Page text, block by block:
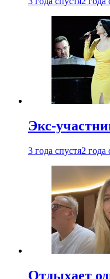
Экс-
3 года спустя2 года
Отдыхает